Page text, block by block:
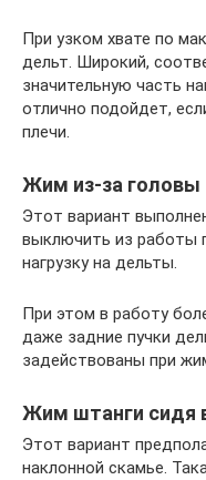
При узком хвате по
дельт. Широкий,
значительную часть
отлично подойдет,
плечи.
Жим из-за головы
Этот вариант
выключить из работы
нагрузку на дельты.
При этом в работу
даже задние пучки
задействованы при
Жим штанги сидя
Этот вариант
наклонной скамье.